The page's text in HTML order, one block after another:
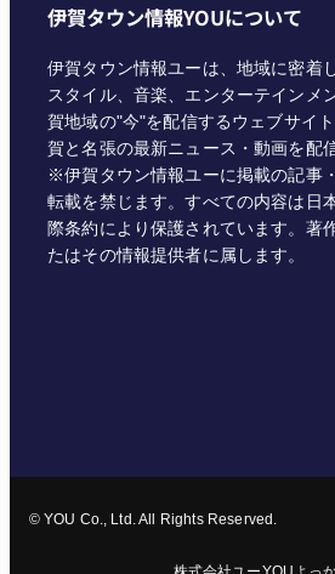
伊賀タウン情報YOUについて
伊賀タウン情報ユーは、地域に密着
スタイル、音楽、エンターテインメ
賀地域の"今"を配信するウェブサイ
賀と名張の最新ニュース・動画を配
※伊賀タウン情報ユーに掲載の記事
転載を禁じます。すべての内容は日
際条約により保護されています。著
たはその情報提供者に属します。
© YOU Co., Ltd. All Rights Reserved.